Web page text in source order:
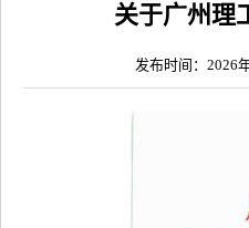
关于广州理
发布时间：2026